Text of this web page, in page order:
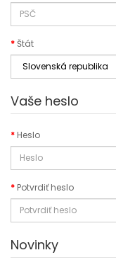
Štát
Vaše heslo
Heslo
Potvrdiť heslo
Novinky